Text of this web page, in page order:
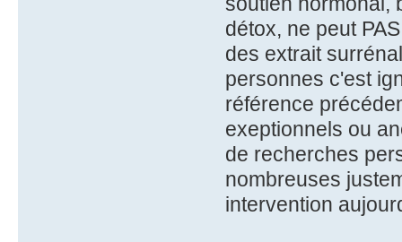
détox, ne peut
des extrait
personnes c'est
référence
exeptionnels ou
de recherches
nombreuses
intervention